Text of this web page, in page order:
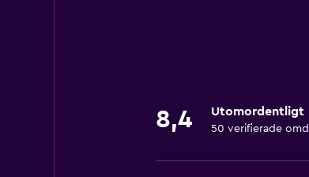
8,4 Utomordentligt
50 verifierade